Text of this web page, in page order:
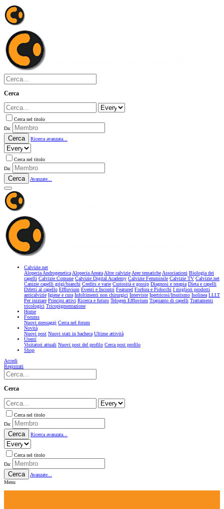
Cerca
Cerca nel titolo
Da:
Cerca Ricerca avanzata...
Cerca nel titolo
Da:
Cerca Avanzate...
Calvizie.net
Alopecia AndrogeneticaAlopecia AreataAltre calvizieAree tematicheAssociazioni Biologia dei
capelli Calvizie Comune Calvizie Digital Academy Calvizie Femminile Calvizie TV Calvizie.net
Canizie capelli grigi/bianchi Credits e varie Curiosità e gossip Diagnosi e terapia Dieta e capelli
Difetti al capello Effluvium Eventi e Incontri Featured Forfora e Pidocchi I migliori prodotti
anticalvizie Igiene e cura Infoltimenti non chirurgici Interviste Ipertricosi/Irsutismo Isolinea LLLT
Per iniziare Principi attivi Ricerca e futuro Telogen Effluvium Trapianto di capelli Trattamenti
tricologici Tricopigmentazione
Home
Forums
Nuovi messaggi Cerca nel forum
Novità
Nuovi post Nuovi stati in bacheca Ultime attività
Utenti
Visitatori attuali Nuovi post del profilo Cerca post profilo
Shop
Accedi
Registrati
Cerca
Cerca nel titolo
Da:
Cerca Ricerca avanzata...
Cerca nel titolo
Da:
Cerca
Avanzate...
Menu